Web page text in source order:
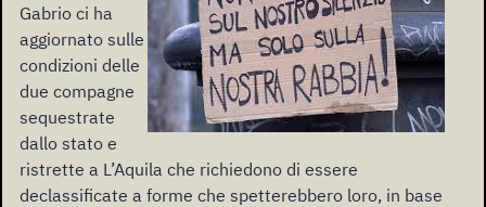
Gabrio ci ha
aggiornato sulle
condizioni delle
due compagne
sequestrate
dallo stato e
ristrette a L’Aquila che richiedono di essere
declassificate a forme che spetterebbero loro, in base